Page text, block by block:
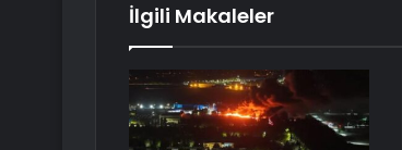
İlgili Makaleler